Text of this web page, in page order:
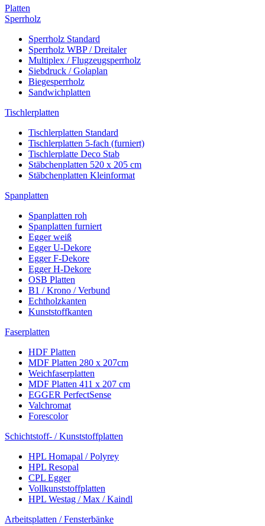
Platten
Sperrholz
Sperrholz Standard
Sperrholz WBP / Dreitaler
Multiplex / Flugzeugsperrholz
Siebdruck / Golaplan
Biegesperrholz
Sandwichplatten
Tischlerplatten
Tischlerplatten Standard
Tischlerplatten 5-fach (furniert)
Tischlerplatte Deco Stab
Stäbchenplatten 520 x 205 cm
Stäbchenplatten Kleinformat
Spanplatten
Spanplatten roh
Spanplatten furniert
Egger weiß
Egger U-Dekore
Egger F-Dekore
Egger H-Dekore
OSB Platten
B1 / Krono / Verbund
Echtholzkanten
Kunststoffkanten
Faserplatten
HDF Platten
MDF Platten 280 x 207cm
Weichfaserplatten
MDF Platten 411 x 207 cm
EGGER PerfectSense
Valchromat
Forescolor
Schichtstoff- / Kunststoffplatten
HPL Homapal / Polyrey
HPL Resopal
CPL Egger
Vollkunststoffplatten
HPL Westag / Max / Kaindl
Arbeitsplatten / Fensterbänke